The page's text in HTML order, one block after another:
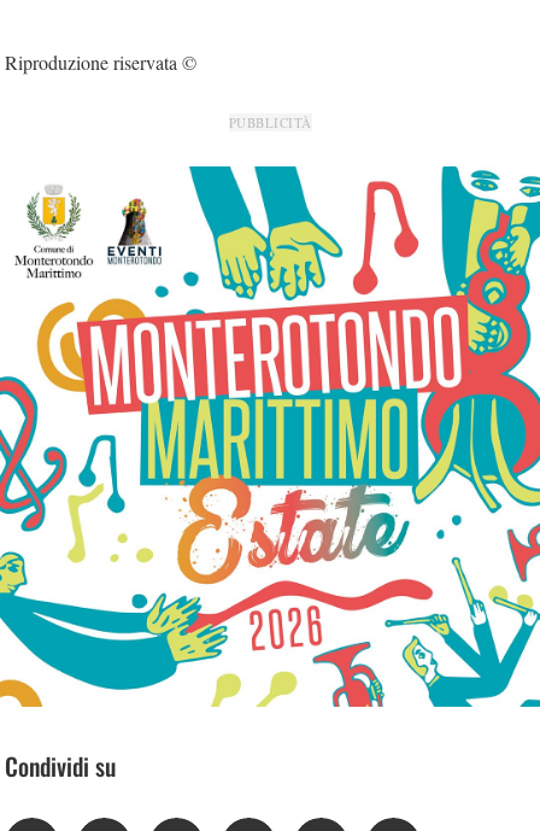
Riproduzione riservata ©
PUBBLICITÀ
Condividi su